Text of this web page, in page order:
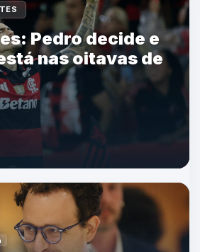
Pedro decide e
nas oitavas de